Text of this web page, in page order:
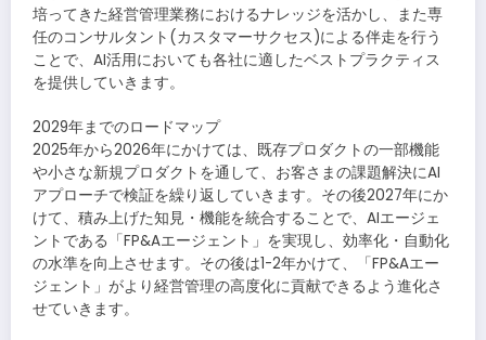
培ってきた経営管理業務におけるナレッジを活かし、また専
任のコンサルタント(カスタマーサクセス)による伴走を行う
ことで、AI活用においても各社に適したベストプラクティス
を提供していきます。
2029年までのロードマップ
2025年から2026年にかけては、既存プロダクトの一部機能
や小さな新規プロダクトを通して、お客さまの課題解決にAI
アプローチで検証を繰り返していきます。その後2027年にか
けて、積み上げた知見・機能を統合することで、AIエージェ
ントである「FP&Aエージェント」を実現し、効率化・自動化
の水準を向上させます。その後は1-2年かけて、「FP&Aエー
ジェント」がより経営管理の高度化に貢献できるよう進化さ
せていきます。